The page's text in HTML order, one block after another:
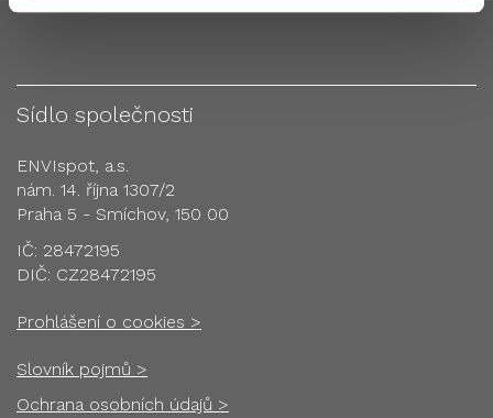
Sídlo společnosti
ENVIspot, a.s.
nám. 14. října 1307/2
Praha 5 - Smíchov, 150 00
IČ: 28472195
DIČ: CZ28472195
Prohlášení o cookies >
Slovník pojmů >
Ochrana osobních údajů >